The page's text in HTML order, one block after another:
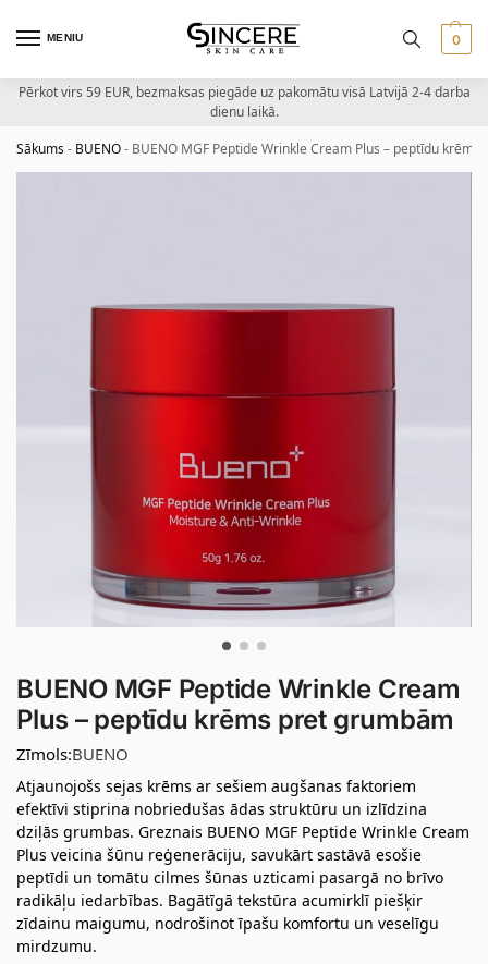
MENIU 0
Pērkot virs 59 EUR, bezmaksas piegāde uz pakomātu visā Latvijā 2-4 darba
dienu laikā.
Sākums- BUENO- BUENO MGF Peptide Wrinkle Cream Plus – peptīdu
BUENO MGF Peptide Wrinkle Cream
Plus – peptīdu krēms pret grumbām
Zīmols:BUENO
Atjaunojošs sejas krēms ar sešiem augšanas faktoriem
efektīvi stiprina nobriedušas ādas struktūru un izlīdzina
dziļās grumbas. Greznais BUENO MGF Peptide Wrinkle Cream
Plus veicina šūnu reģenerāciju, savukārt sastāvā esošie
peptīdi un tomātu cilmes šūnas uzticami pasargā no brīvo
radikāļu iedarbības. Bagātīgā tekstūra acumirklī piešķir
zīdainu maigumu, nodrošinot īpašu komfortu un veselīgu
mirdzumu.